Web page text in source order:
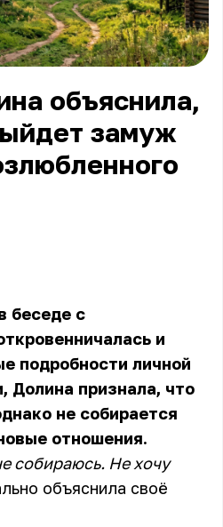
объяснила,
замуж
беседе с
и
подробности личной
Долина признала, что
не собирается
отношения.
собираюсь. Не хочу
объяснила своё